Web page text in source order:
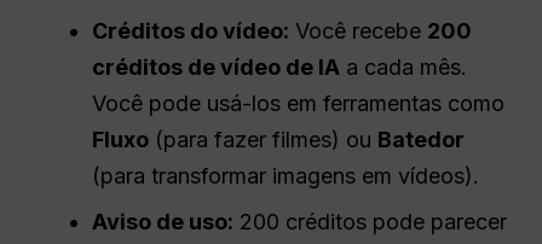
Créditos do vídeo: Você recebe 200
créditos de vídeo de IA a cada mês.
Você pode usá-los em ferramentas como
Fluxo (para fazer filmes) ou Batedor
(para transformar imagens em vídeos).
Aviso de uso: 200 créditos pode parecer